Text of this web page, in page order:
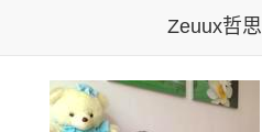
Zeuux哲思